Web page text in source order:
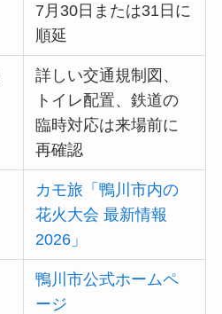
7月30日または31日に
順延
詳しい交通規制図、
トイレ配置、鉄道の
臨時対応は来場前に
再確認
カモ旅「鴨川市内の
花火大会 最新情報
2026」
鴨川市公式ホームペ
ージ